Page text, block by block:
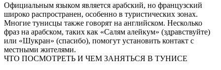
Официальным языком является арабский, но французский
широко распространен, особенно в туристических зонах.
Многие тунисцы также говорят на английском. Несколько
фраз на арабском, таких как «Салям алейкум» (здравствуйте)
или «Шукран» (спасибо), помогут установить контакт с
местными жителями.
ЧТО ПОСМОТРЕТЬ И ЧЕМ ЗАНЯТЬСЯ В ТУНИСЕ